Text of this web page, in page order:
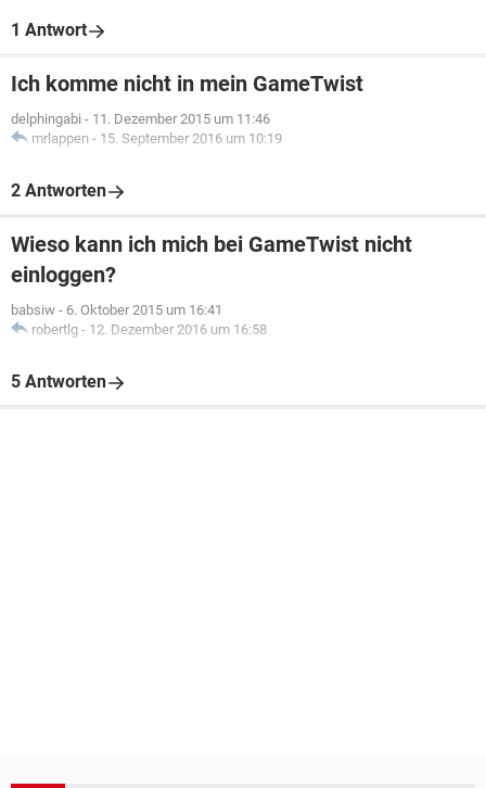
1 Antwort
Ich komme nicht in mein GameTwist
delphingabi - 11. Dezember 2015 um 11:46
mrlappen - 15. September 2016 um 10:19
2 Antworten
Wieso kann ich mich bei GameTwist nicht
einloggen?
babsiw - 6. Oktober 2015 um 16:41
robertlg - 12. Dezember 2016 um 16:58
5 Antworten